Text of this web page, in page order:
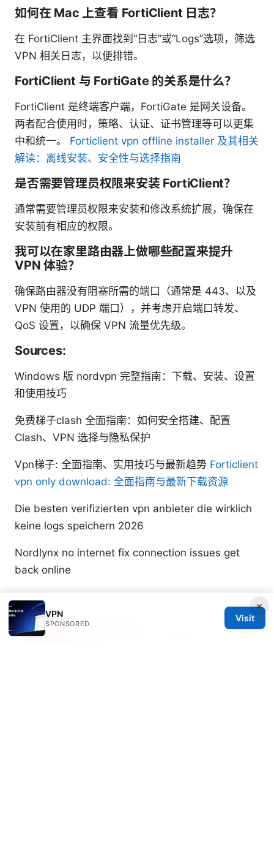
如何在 Mac 上查看 FortiClient 日志？
在 FortiClient 主界面找到“日志”或“Logs”选项，筛选
VPN 相关日志，以便排错。
FortiClient 与 FortiGate 的关系是什么？
FortiClient 是终端客户端，FortiGate 是网关设备。
两者配合使用时，策略、认证、证书管理等可以更集
中和统一。 Forticlient vpn offline installer 及其相关
解读：离线安装、安全性与选择指南
是否需要管理员权限来安装 FortiClient？
通常需要管理员权限来安装和修改系统扩展，确保在
安装前有相应的权限。
我可以在家里路由器上做哪些配置来提升
VPN 体验？
确保路由器没有阻塞所需的端口（通常是 443、以及
VPN 使用的 UDP 端口），并考虑开启端口转发、
QoS 设置，以确保 VPN 流量优先级。
Sources:
Windows 版 nordvpn 完整指南：下载、安装、设置
和使用技巧
免费梯子clash 全面指南：如何安全搭建、配置
Clash、VPN 选择与隐私保护
Vpn梯子: 全面指南、实用技巧与最新趋势 Forticlient
vpn only download: 全面指南与最新下载资源
Die besten verifizierten vpn anbieter die wirklich
keine logs speichern 2026
Nordlynx no internet fix connection issues get
back online
Marcello Hjorth
Marcello writes about ad-blocking and secure
×
VPN
SPONSORED
Visit